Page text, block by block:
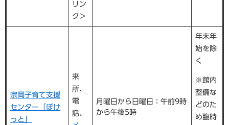
リン
ク＞
宗岡子育て支援
センター「ぽけ
っと」
来
所、
電
話、
月曜日から日曜日：午前9時
から午後5時
年末年
始を除
く
※館内
整備な
どのた
め臨時